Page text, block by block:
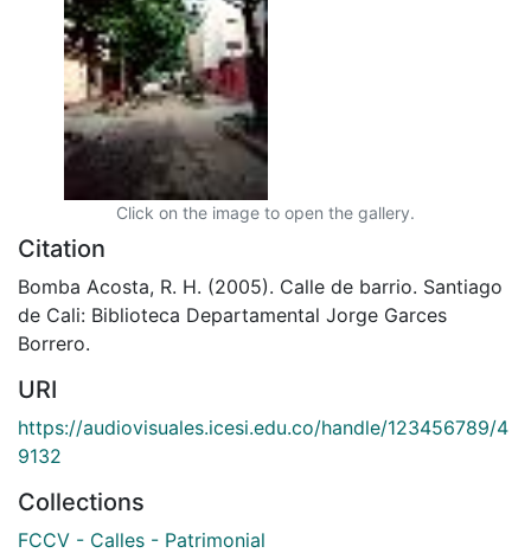
Click on the image to open the gallery.
Citation
Bomba Acosta, R. H. (2005). Calle de barrio. Santiago
de Cali: Biblioteca Departamental Jorge Garces
Borrero.
URI
https://audiovisuales.icesi.edu.co/handle/123456789/4
9132
Collections
FCCV - Calles - Patrimonial